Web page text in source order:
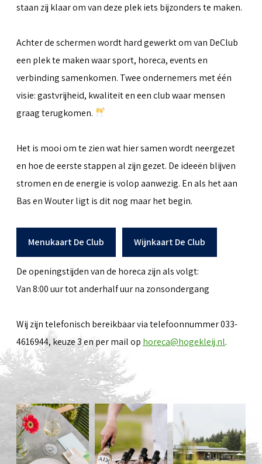
staan zij klaar om van deze plek iets bijzonders te maken.
Achter de schermen wordt hard gewerkt om van DeClub
een plek te maken waar sport, horeca, events en
verbinding samenkomen. Twee ondernemers met één
visie: gastvrijheid, kwaliteit en een club waar mensen
graag terugkomen.
Het is mooi om te zien wat hier samen wordt neergezet
en hoe de eerste stappen al zijn gezet. De ideeën blijven
stromen en de energie is volop aanwezig. En als het aan
Bas en Wouter ligt is dit nog maar het begin.
Menukaart De Club Wijnkaart De Club
De openingstijden van de horeca zijn als volgt:
Van 8:00 uur tot anderhalf uur na zonsondergang
Wij zijn telefonisch bereikbaar via telefoonnummer 033-
4616944, keuze 3 en per mail op horeca@hogekleij.nl.